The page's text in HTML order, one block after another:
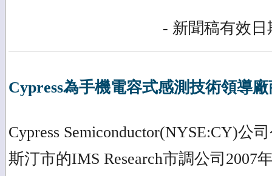
- 新聞稿有效日
Cypress為手機電容式感測技術領導廠
Cypress Semiconductor(NYSE:CY)公
斯汀市的IMS Research市調公司2007